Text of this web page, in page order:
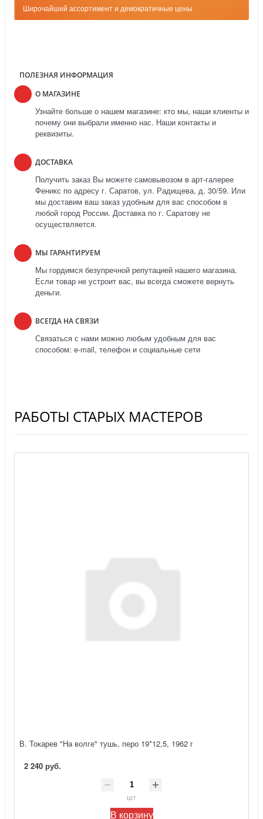
Широчайший ассортимент и демократичные цены
ПОЛЕЗНАЯ ИНФОРМАЦИЯ
О МАГАЗИНЕ
Узнайте больше о нашем магазине: кто мы, наши клиенты и
почему они выбрали именно нас. Наши контакты и
реквизиты.
ДОСТАВКА
Получить заказ Вы можете самовывозом в арт-галерее
Феникс по адресу г. Саратов, ул. Радищева, д. 30/59. Или
мы доставим ваш заказ удобным для вас способом в
любой город России. Доставка по г. Саратову не
осуществляется.
МЫ ГАРАНТИРУЕМ
Мы гордимся безупречной репутацией нашего магазина.
Если товар не устроит вас, вы всегда сможете вернуть
деньги.
ВСЕГДА НА СВЯЗИ
Связаться с нами можно любым удобным для вас
способом: e-mail, телефон и социальные сети
РАБОТЫ СТАРЫХ МАСТЕРОВ
В. Токарев "На волге" тушь, перо 19*12,5, 1962 г
2 240 руб.
шт
В корзину